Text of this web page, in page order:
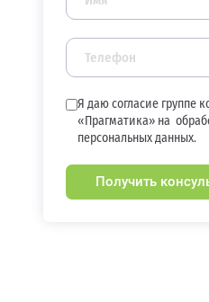
Я даю согласие группе
«Прагматика» на
персональных данных.
Получить